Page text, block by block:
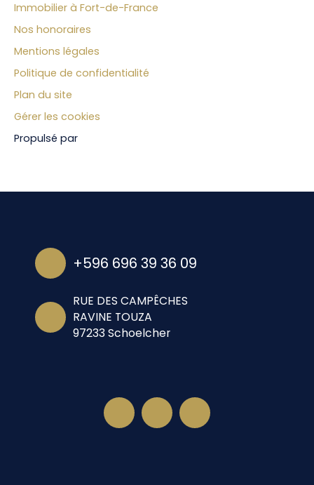
Immobilier à Fort-de-France
Nos honoraires
Mentions légales
Politique de confidentialité
Plan du site
Gérer les cookies
Propulsé par
+596 696 39 36 09
RUE DES CAMPÊCHES
RAVINE TOUZA
97233 Schoelcher